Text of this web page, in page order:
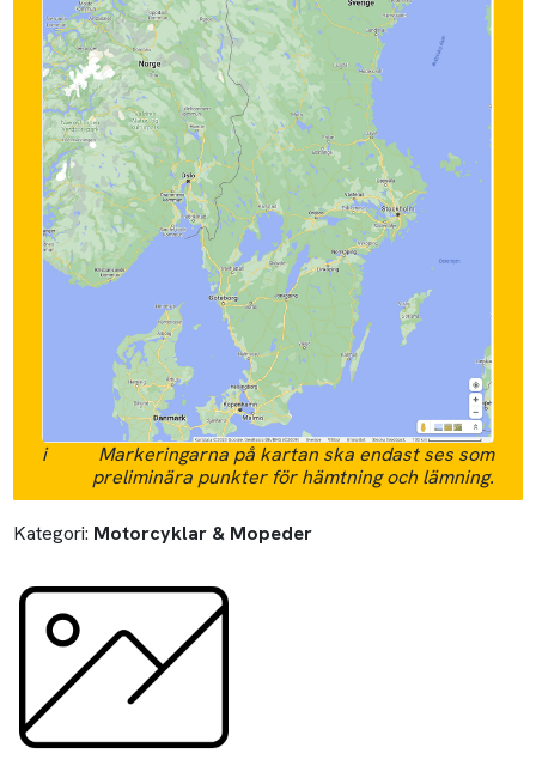
i
Markeringarna på kartan ska endast ses som
preliminära punkter för hämtning och lämning.
Kategori: Motorcyklar & Mopeder